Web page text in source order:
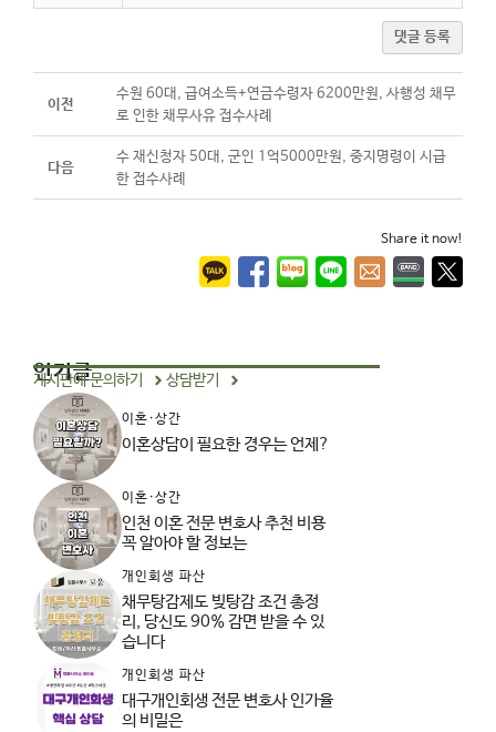
댓글 등록
이전
수원 60대, 급여소득+연금수령자 6200만원, 사행성 채무
로 인한 채무사유 접수사례
다음
수 재신청자 50대, 군인 1억5000만원, 중지명령이 시급
한 접수사례
Share it now!
인기글
게시판에 문의하기 상담받기
이혼·상간
이혼상담이 필요한 경우는 언제?
이혼·상간
인천 이혼 전문 변호사 추천 비용
꼭 알아야 할 정보는
개인회생 파산
채무탕감제도 빚탕감 조건 총정
리, 당신도 90% 감면 받을 수 있
습니다
개인회생 파산
대구개인회생 전문 변호사 인가율
의 비밀은